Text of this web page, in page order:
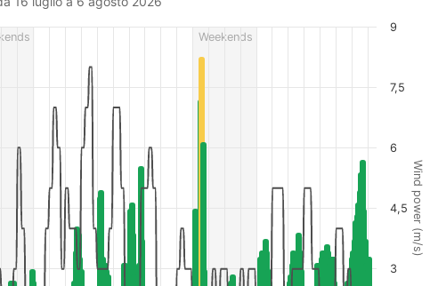
s), and Relative humidity (%).Weekends
Wind power (m/s)
3
4,5
6
7,5
9